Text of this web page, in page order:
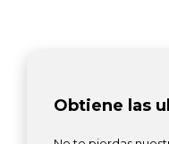
Obtiene las